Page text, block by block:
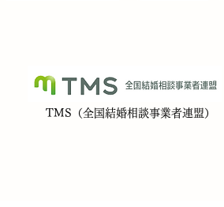
​TMS（全国結婚相談事業者連盟）